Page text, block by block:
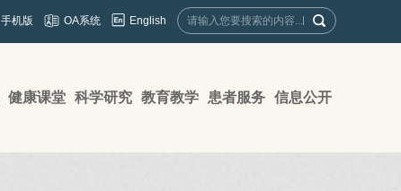
手机版 OA系统 English
健康课堂 科学研究 教育教学 患者服务 信息公开